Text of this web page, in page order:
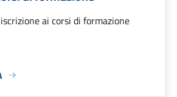
ai corsi di formazione